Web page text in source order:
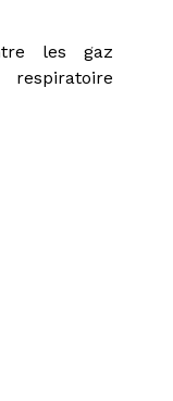
les gaz